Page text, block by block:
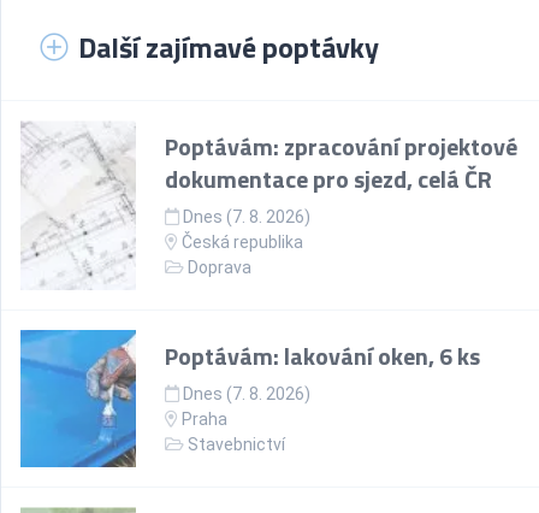
Další zajímavé poptávky
Poptávám: zpracování projektové
dokumentace pro sjezd, celá ČR
Dnes (7. 8. 2026)
Česká republika
Doprava
Poptávám: lakování oken, 6 ks
Dnes (7. 8. 2026)
Praha
Stavebnictví